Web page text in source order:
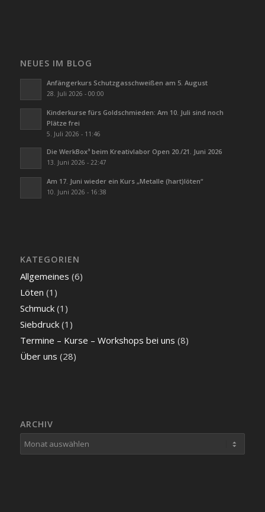
NEUES IM BLOG
Anfängerkurs Schutzgasschweißen am 5. August
28. Juli 2026 - 00:00
Kinderkurse fürs Goldschmieden: Am 10. Juli sind noch
Plätze frei
5. Juli 2026 - 11:46
Die WerkBox³ beim Kreativlabor Open 20./21. Juni 2026
13. Juni 2026 - 22:47
Am 17. Juni wieder ein Kurs „Metalle (hart)löten“
10. Juni 2026 - 16:38
KATEGORIEN
Allgemeines (6)
Löten (1)
Schmuck(1)
Siebdruck(1)
Termine – Kurse – Workshops bei uns (8)
Über uns (28)
ARCHIV